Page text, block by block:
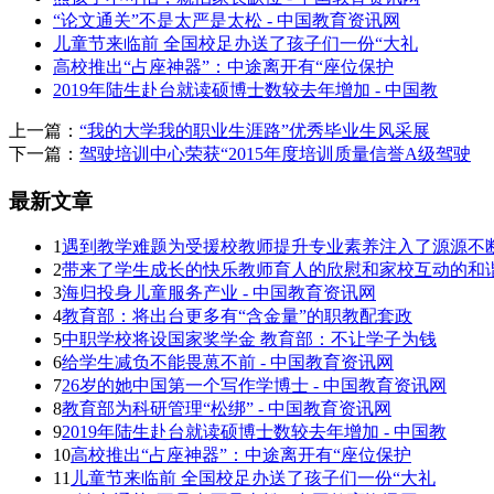
“论文通关”不是太严是太松 - 中国教育资讯网
儿童节来临前 全国校足办送了孩子们一份“大礼
高校推出“占座神器”：中途离开有“座位保护
2019年陆生赴台就读硕博士数较去年增加 - 中国教
上一篇： “我的大学我的职业生涯路”优秀毕业生风采展
下一篇： 驾驶培训中心荣获“2015年度培训质量信誉A级驾驶
最新文章
1遇到教学难题为受援校教师提升专业素养注入了源源不
2带来了学生成长的快乐教师育人的欣慰和家校互动的和
3海归投身儿童服务产业 - 中国教育资讯网
4教育部：将出台更多有“含金量”的职教配套政
5中职学校将设国家奖学金 教育部：不让学子为钱
6给学生减负不能畏葸不前 - 中国教育资讯网
726岁的她中国第一个写作学博士 - 中国教育资讯网
8教育部为科研管理“松绑” - 中国教育资讯网
92019年陆生赴台就读硕博士数较去年增加 - 中国教
10高校推出“占座神器”：中途离开有“座位保护
11 儿童节来临前 全国校足办送了孩子们一份“大礼